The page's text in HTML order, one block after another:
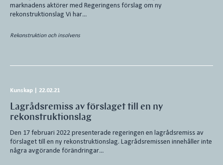
marknadens aktörer med Regeringens förslag om ny
rekonstruktionslag Vi har…
Rekonstruktion och insolvens
Kunskap 22.02.21
Lagrådsremiss av förslaget till en ny
rekonstruktionslag
Den 17 februari 2022 presenterade regeringen en lagrådsremiss av
förslaget till en ny rekonstruktionslag. Lagrådsremissen innehåller inte
några avgörande förändringar…